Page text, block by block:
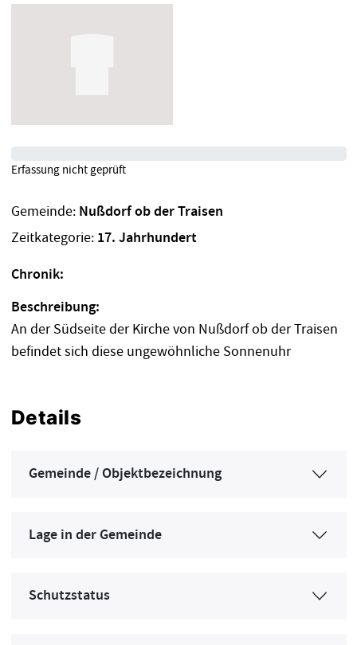
Gemeinde: Nußdorf ob der Traisen
Zeitkategorie: 17. Jahrhundert
Chronik:
Beschreibung:
An der Südseite der Kirche von Nußdorf ob der Traisen
befindet sich diese ungewöhnliche Sonnenuhr
Details
Gemeinde / Objektbezeichnung
Lage in der Gemeinde
Schutzstatus
Erfassung nicht geprüft